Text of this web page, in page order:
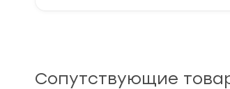
Сопутствующие